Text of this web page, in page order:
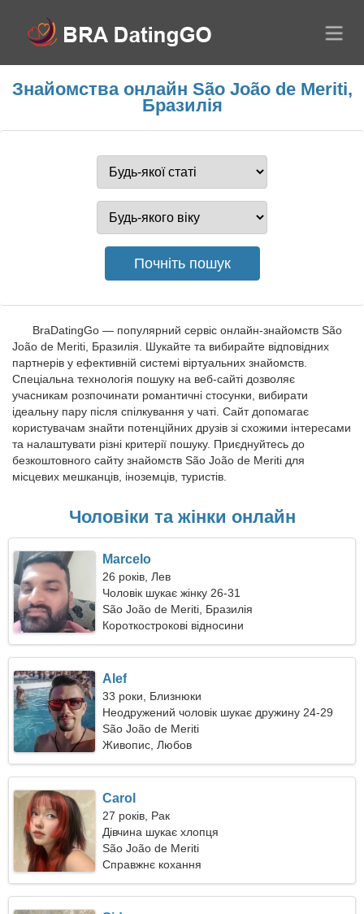
Знайомства онлайн São João de Meriti,
Бразилія
BraDatingGo — популярний сервіс онлайн-знайомств São
João de Meriti, Бразилія. Шукайте та вибирайте відповідних
партнерів у ефективній системі віртуальних знайомств.
Спеціальна технологія пошуку на веб-сайті дозволяє
учасникам розпочинати романтичні стосунки, вибирати
ідеальну пару після спілкування у чаті. Сайт допомагає
користувачам знайти потенційних друзів зі схожими інтересами
та налаштувати різні критерії пошуку. Приєднуйтесь до
безкоштовного сайту знайомств São João de Meriti для
місцевих мешканців, іноземців, туристів.
Чоловіки та жінки онлайн
Marcelo
26 років, Лев
Чоловік шукає жінку 26-31
São João de Meriti, Бразилія
Короткострокові відносини
Alef
33 роки, Близнюки
Неодружений чоловік шукає дружину 24-29
São João de Meriti
Живопис, Любов
Carol
27 років, Рак
Дівчина шукає хлопця
São João de Meriti
Справжнє кохання